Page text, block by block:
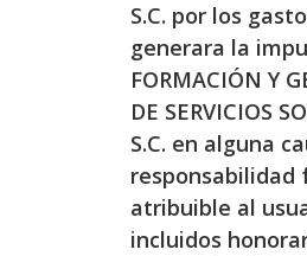
S.C. por los
generara la
FORMACIÓN Y
DE SERVICIOS
S.C. en alguna
responsabilidad
atribuible al
incluidos